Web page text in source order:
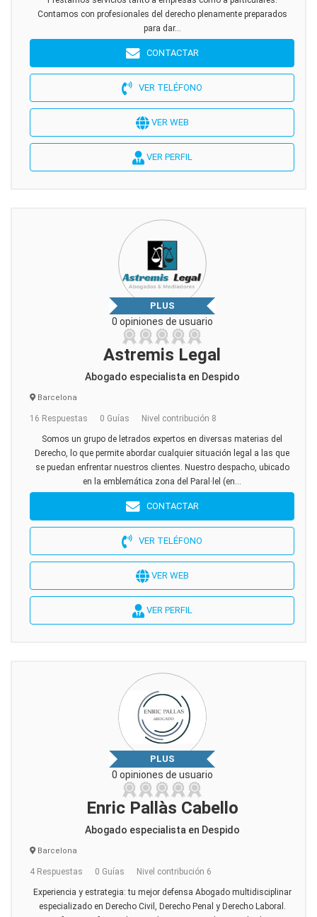
Contamos con profesionales del derecho plenamente preparados
para dar...
CONTACTAR
VER TELÉFONO
VER WEB
VER PERFIL
PLUS
0 opiniones de usuario
Astremis Legal
Abogado especialista en Despido
Barcelona
16 Respuestas 0 Guías Nivel contribución 8
Somos un grupo de letrados expertos en diversas materias del
Derecho, lo que permite abordar cualquier situación legal a las que
se puedan enfrentar nuestros clientes. Nuestro despacho, ubicado
en la emblemática zona del Paral·lel (en...
CONTACTAR
VER TELÉFONO
VER WEB
VER PERFIL
PLUS
0 opiniones de usuario
Enric Pallàs Cabello
Abogado especialista en Despido
Barcelona
4 Respuestas 0 Guías Nivel contribución 6
Experiencia y estrategia: tu mejor defensa Abogado multidisciplinar
especializado en Derecho Civil, Derecho Penal y Derecho Laboral.